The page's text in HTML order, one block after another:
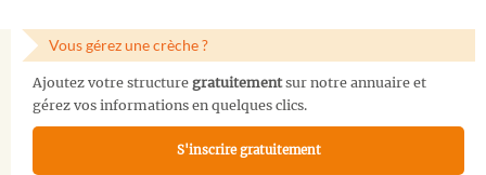
Vous gérez une crèche ?
Ajoutez votre structure gratuitementsur notre annuaire et
gérez vos informations en quelques clics.
S'inscrire gratuitement